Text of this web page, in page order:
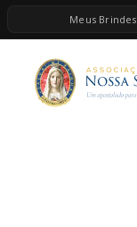
Meus Brindes
HOME
A ASSOCIAÇÃO